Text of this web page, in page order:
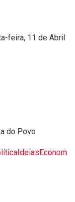
feira, 11 de Abril
do Povo
IdeiasEconom